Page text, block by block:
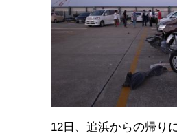
12日、追浜からの帰り